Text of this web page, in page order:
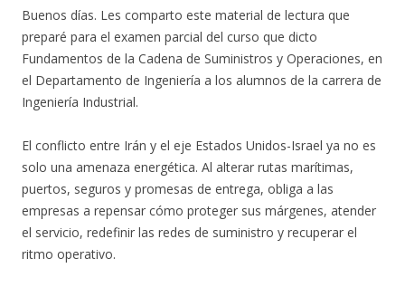
Buenos días. Les comparto este material de lectura que
preparé para el examen parcial del curso que dicto
Fundamentos de la Cadena de Suministros y Operaciones, en
el Departamento de Ingeniería a los alumnos de la carrera de
Ingeniería Industrial.
El conflicto entre Irán y el eje Estados Unidos-Israel ya no es
solo una amenaza energética. Al alterar rutas marítimas,
puertos, seguros y promesas de entrega, obliga a las
empresas a repensar cómo proteger sus márgenes, atender
el servicio, redefinir las redes de suministro y recuperar el
ritmo operativo.